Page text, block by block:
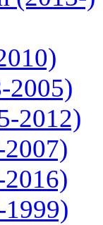
2005)
2012)